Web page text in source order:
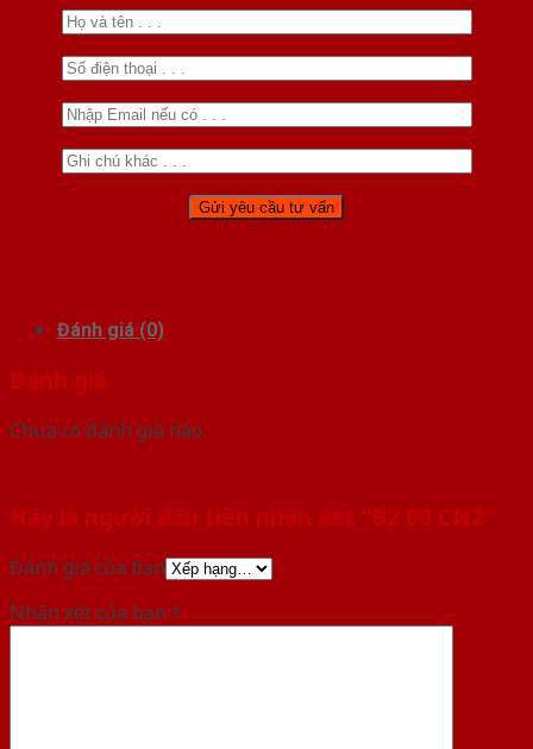
Đánh giá (0)
Đánh giá
Chưa có đánh giá nào.
Hãy là người đầu tiên nhận xét “B2 00 CN2”
Đánh giá của bạn
Nhận xét của bạn *